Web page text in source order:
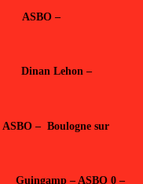
ASBO –
Dinan Lehon –
ASBO – Boulogne sur
Guingamp – ASBO 0 –